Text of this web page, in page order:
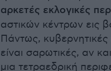
αρκετές εκλογικές
αστικών κέντρων εις
Πάντως,
είναι σαρωτικές, αν
μια τετραεδρική